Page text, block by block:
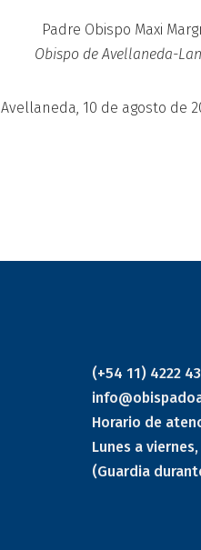
Padre Obispo Maxi
Obispo de Avellaneda-
Avellaneda, 10 de agosto de
(+54 11) 4222
Horario de
Lunes a
(Guardia